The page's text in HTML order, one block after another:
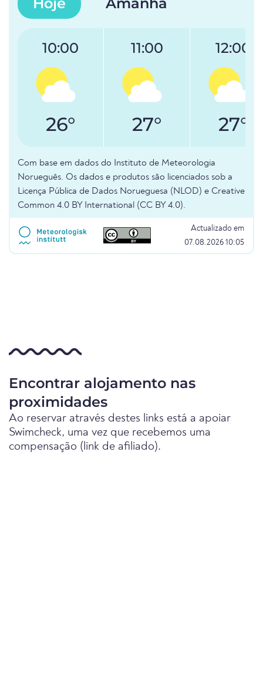
10:00
26°
11:00
27°
12:00
27°
Com base em dados do Instituto de Meteorologia
Norueguês. Os dados e produtos são licenciados sob a
Licença Pública de Dados Norueguesa (NLOD) e Creative
Common 4.0 BY International (CC BY 4.0).
Actualizado em
07.08.2026 10:05
Encontrar alojamento nas
proximidades
Ao reservar através destes links está a apoiar
Swimcheck, uma vez que recebemos uma
compensação (link de afiliado).